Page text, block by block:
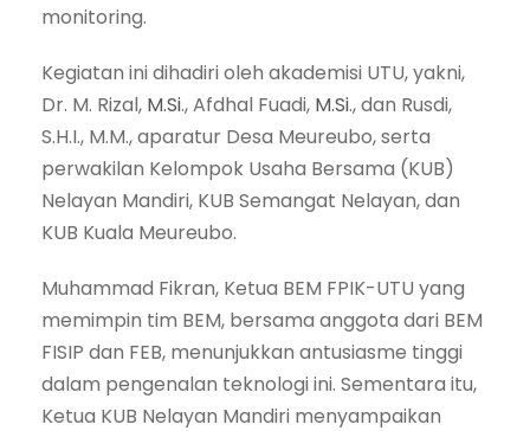
monitoring.
Kegiatan ini dihadiri oleh akademisi UTU, yakni,
Dr. M. Rizal, M.Si., Afdhal Fuadi, M.Si., dan Rusdi,
S.H.I., M.M., aparatur Desa Meureubo, serta
perwakilan Kelompok Usaha Bersama (KUB)
Nelayan Mandiri, KUB Semangat Nelayan, dan
KUB Kuala Meureubo.
Muhammad Fikran, Ketua BEM FPIK-UTU yang
memimpin tim BEM, bersama anggota dari BEM
FISIP dan FEB, menunjukkan antusiasme tinggi
dalam pengenalan teknologi ini. Sementara itu,
Ketua KUB Nelayan Mandiri menyampaikan